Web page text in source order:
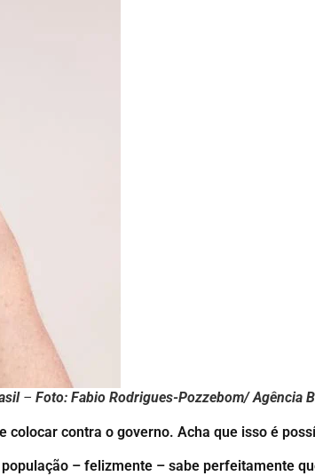
– Foto: Fabio Rodrigues-Pozzebom/ Agência
colocar contra o governo. Acha que isso é
– felizmente – sabe perfeitamente